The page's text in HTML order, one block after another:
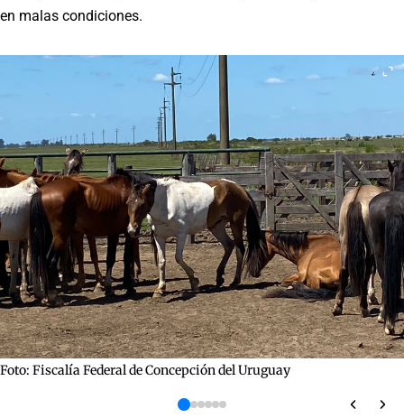
en malas condiciones.
Foto: Fiscalía Federal de Concepción del Uruguay